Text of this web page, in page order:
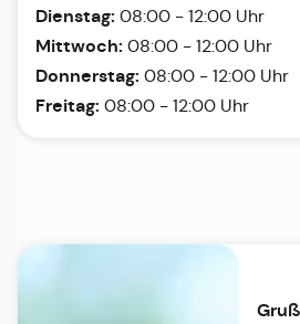
Dienstag: 08:00 - 12:00 Uhr
Mittwoch: 08:00 - 12:00 Uhr
Donnerstag: 08:00 - 12:00 Uhr
Freitag: 08:00 - 12:00 Uhr